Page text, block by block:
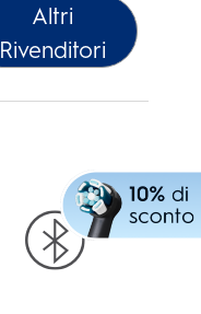
Altri
Rivenditori